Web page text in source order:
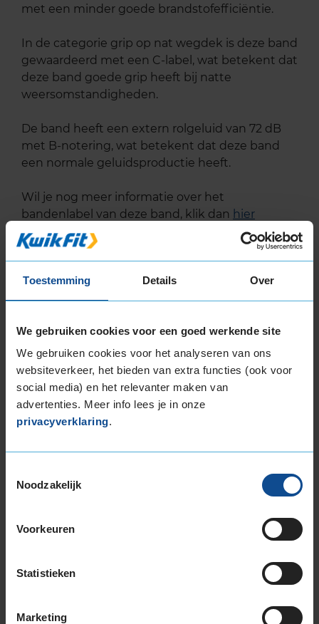
Toestemming Details Over
We gebruiken cookies voor een goed werkende site
We gebruiken cookies voor het analyseren van ons
websiteverkeer, het bieden van extra functies (ook voor
social media) en het relevanter maken van
advertenties. Meer info lees je in onze
privacyverklaring.
Noodzakelijk
Voorkeuren
Statistieken
Marketing
met een minder goede brandstofefficiëntie.
In de categorie grip op nat wegdek is deze band
gewaardeerd met een C-label, wat betekent dat
deze band goede grip heeft bij natte
weersomstandigheden.
De band heeft een extern rolgeluid van 72 dB
met B-notering, wat betekent dat deze band
een normale geluidsproductie heeft.
Wil je nog meer informatie over het
bandenlabel van deze band, klik dan hier
Bandenmontagepakketten
bandenmaat omvang (inch)
€ 40,-